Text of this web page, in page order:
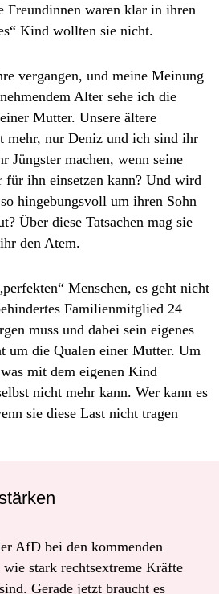
Freundinnen waren klar in ihren
Kind wollten sie nicht.
vergangen, und meine Meinung
Alter sehe ich die
Mutter. Unsere ältere
mehr, nur Deniz und ich sind ihr
Jüngster machen, wenn seine
ihn einsetzen kann? Und wird
hingebungsvoll um ihren Sohn
Über diese Tatsachen mag sie
den Atem.
Menschen, es geht nicht
Familienmitglied 24
muss und dabei sein eigenes
um die Qualen einer Mutter. Um
mit dem eigenen Kind
nicht mehr kann. Wer kann es
sie diese Last nicht tragen
AfD bei den kommenden
stark rechtsextreme Kräfte
Gerade jetzt braucht es